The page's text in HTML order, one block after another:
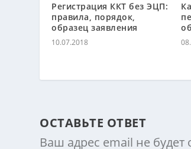
Регистрация ККТ без ЭЦП:
правила, порядок,
образец заявления
10.07.2018
ОСТАВЬТЕ ОТВЕТ
Ваш адрес email не будет